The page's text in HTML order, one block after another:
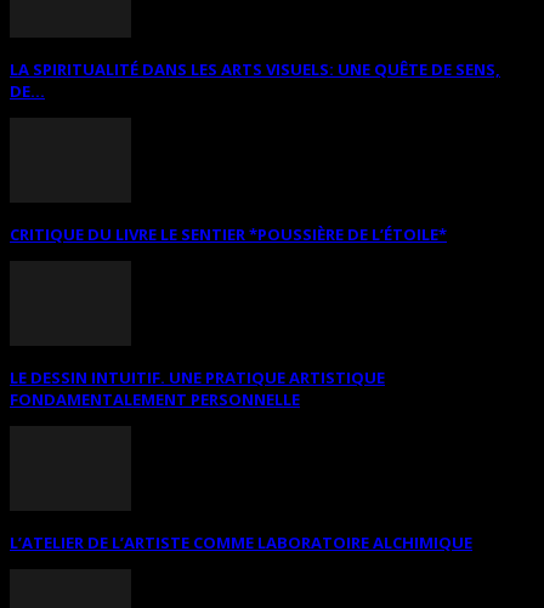
LA SPIRITUALITÉ DANS LES ARTS VISUELS: UNE QUÊTE DE SENS,
DE...
CRITIQUE DU LIVRE LE SENTIER *POUSSIÈRE DE L’ÉTOILE*
LE DESSIN INTUITIF. UNE PRATIQUE ARTISTIQUE
FONDAMENTALEMENT PERSONNELLE
L’ATELIER DE L’ARTISTE COMME LABORATOIRE ALCHIMIQUE